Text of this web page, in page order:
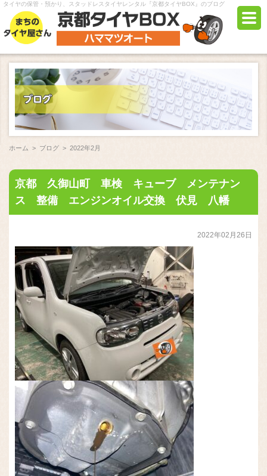
タイヤの保管・預かり、スタッドレスタイヤレンタル『京都タイヤBOX』のブログ
ホーム > ブログ > 2022年2月
京都 久御山町 車検 キューブ メンテナン
ス 整備 エンジンオイル交換 伏見 八幡
2022年02月26日